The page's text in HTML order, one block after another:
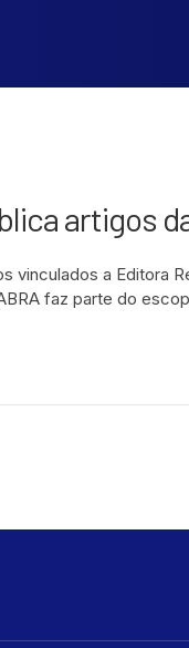
artigos
a Editora
faz parte do